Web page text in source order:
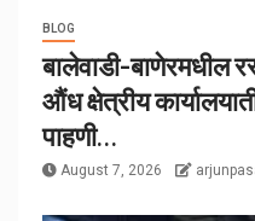
BLOG
बालेवाडी-बाणेरमधील
औंध क्षेत्रीय
पाहणी…
August 7, 2026